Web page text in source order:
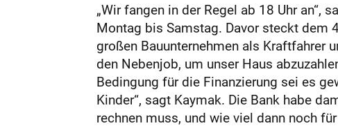
„Wir fangen in der Regel ab 18 Uhr an“,
Montag bis Samstag. Davor steckt dem
großen Bauunternehmen als Kraftfahrer
den Nebenjob, um unser Haus
Bedingung für die Finanzierung sei es
Kinder“, sagt Kaymak. Die Bank habe
rechnen muss, und wie viel dann noch